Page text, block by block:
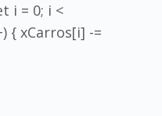
i = 0; i <
{ xCarros[i] -=